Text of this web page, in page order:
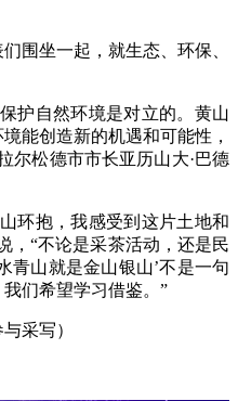
坐一起，就生态、环保、
自然环境是对立的。黄山
能创造新的机遇和可能性，
尔松德市市长亚历山大·巴德
抱，我感受到这片土地和
，“不论是采茶活动，还是民
山就是金山银山’不是一句
们希望学习借鉴。”
采写）